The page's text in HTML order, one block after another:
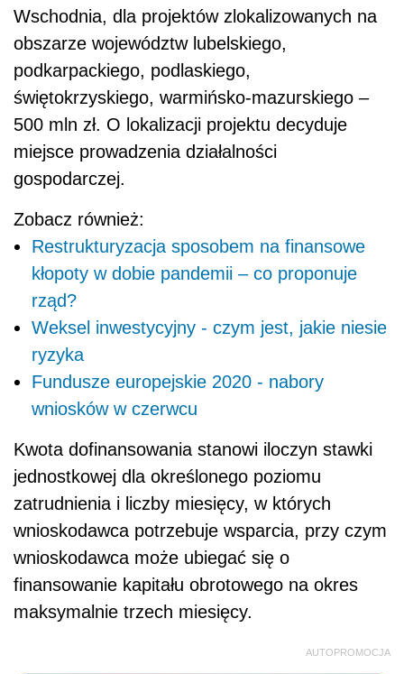
Wschodnia, dla projektów zlokalizowanych na
obszarze województw lubelskiego,
podkarpackiego, podlaskiego,
świętokrzyskiego, warmińsko-mazurskiego –
500 mln zł. O lokalizacji projektu decyduje
miejsce prowadzenia działalności
gospodarczej.
Zobacz również:
Restrukturyzacja sposobem na finansowe
kłopoty w dobie pandemii – co proponuje
rząd?
Weksel inwestycyjny - czym jest, jakie niesie
ryzyka
Fundusze europejskie 2020 - nabory
wniosków w czerwcu
Kwota dofinansowania stanowi iloczyn stawki
jednostkowej dla określonego poziomu
zatrudnienia i liczby miesięcy, w których
wnioskodawca potrzebuje wsparcia, przy czym
wnioskodawca może ubiegać się o
finansowanie kapitału obrotowego na okres
maksymalnie trzech miesięcy.
AUTOPROMOCJA